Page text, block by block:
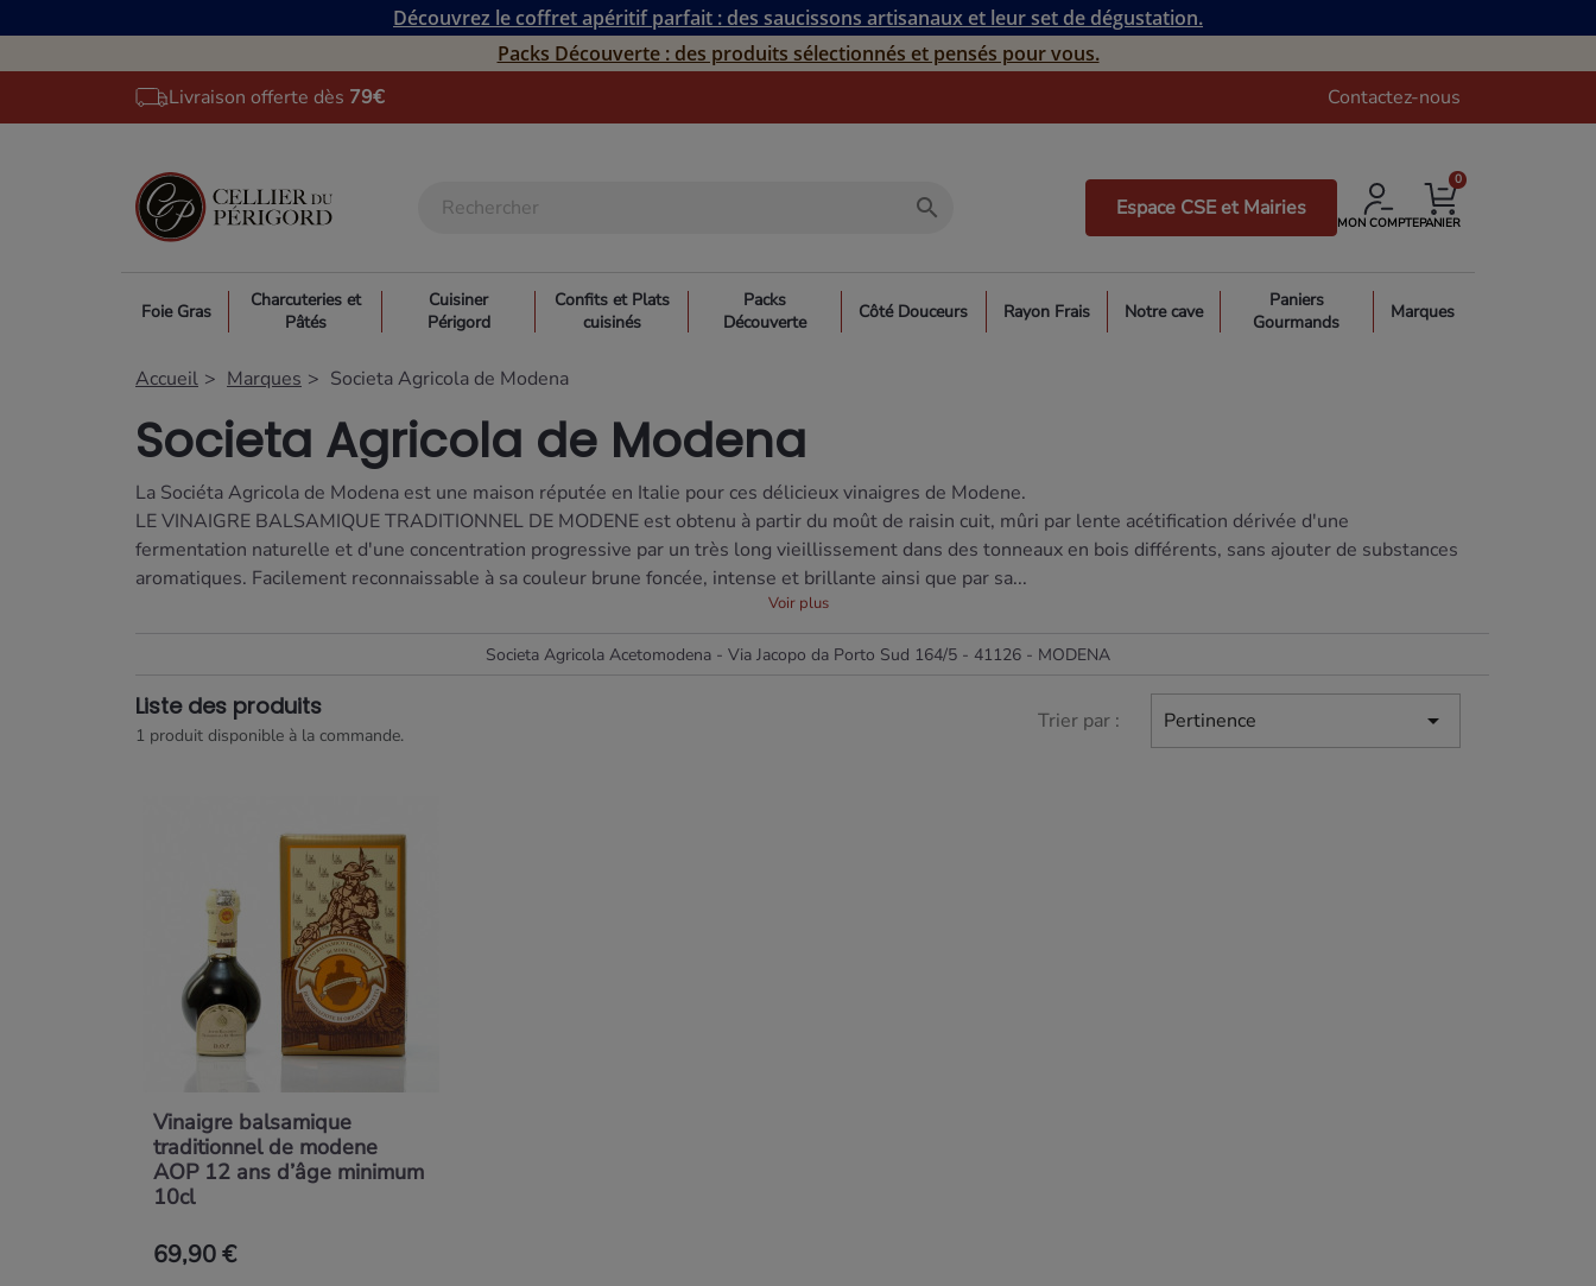
Découvrez le coffret apéritif parfait : des saucissons artisanaux et leur set de dégustation.
Packs Découverte : des produits sélectionnés et pensés pour vous.
Livraison offerte dès 79€ Contactez-nous
search Espace CSE et Mairies
MON COMPTEPANIER
0
Foie Gras
Charcuteries et
Pâtés
Cuisiner
Périgord
Confits et Plats
cuisinés
Packs
Découverte
Côté Douceurs Rayon Frais Notre cave
Paniers
Gourmands
Marques
Accueil Marques Societa Agricola de Modena
Societa Agricola de Modena
La Sociéta Agricola de Modena est une maison réputée en Italie pour ces délicieux vinaigres de Modene.
LE VINAIGRE BALSAMIQUE TRADITIONNEL DE MODENE est obtenu à partir du moût de raisin cuit, mûri par lente acétification dérivée d'une
fermentation naturelle et d'une concentration progressive par un très long vieillissement dans des tonneaux en bois différents, sans ajouter de substances
aromatiques. Facilement reconnaissable à sa couleur brune foncée, intense et brillante ainsi que par sa...
Voir plus
Societa Agricola Acetomodena - Via Jacopo da Porto Sud 164/5 - 41126 - MODENA
Liste des produits
1 produit disponible à la commande.
Trier par : Pertinence 
Vinaigre balsamique
traditionnel de modene
AOP 12 ans d’âge minimum
10cl
69,90 €